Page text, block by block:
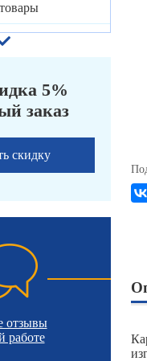
5%
заказ
скидку
отзывы
работе